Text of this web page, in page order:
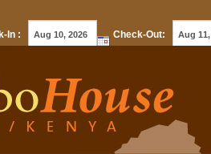
In : Check-Out: